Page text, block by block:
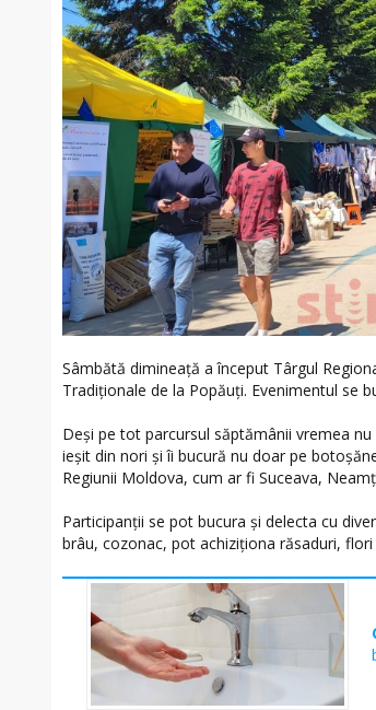
Sâmbătă dimineață a început Târgul
Tradiționale de la Popăuți. Evenimentul se
Deși pe tot parcursul săptămânii vremea
ieșit din nori și îi bucură nu doar pe
Regiunii Moldova, cum ar fi Suceava,
Participanții se pot bucura și delecta cu
brâu, cozonac, pot achiziționa răsaduri,